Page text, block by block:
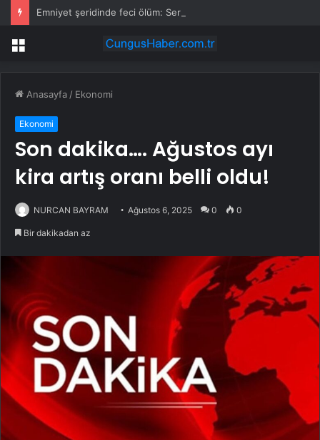
Menü
Anasayfa / Ekonomi
Ekonomi
Son dakika…. Ağustos ayı
kira artış oranı belli oldu!
NURCAN BAYRAM Ağustos 6, 2025 0 0
Bir dakikadan az